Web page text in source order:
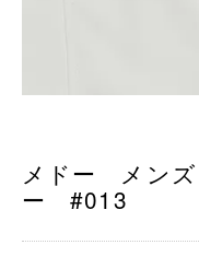
メドー メン
ー #013